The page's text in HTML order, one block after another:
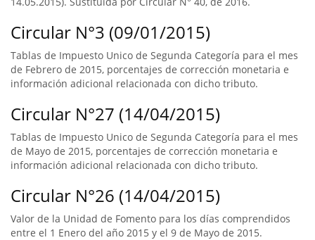
Circular N°3 (09/01/2015)
Tablas de Impuesto Unico de Segunda Categoría para el mes
de Febrero de 2015, porcentajes de corrección monetaria e
información adicional relacionada con dicho tributo.
Circular N°27 (14/04/2015)
Tablas de Impuesto Unico de Segunda Categoría para el mes
de Mayo de 2015, porcentajes de corrección monetaria e
información adicional relacionada con dicho tributo.
Circular N°26 (14/04/2015)
Valor de la Unidad de Fomento para los días comprendidos
entre el 1 Enero del año 2015 y el 9 de Mayo de 2015.